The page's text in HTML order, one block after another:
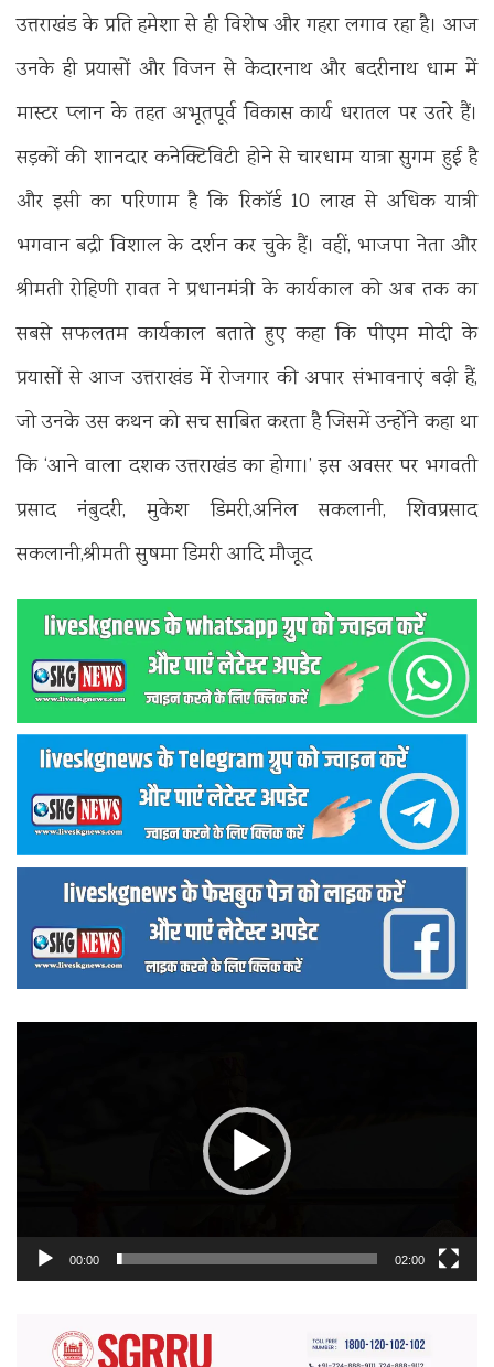
उत्तराखंड के प्रति हमेशा से ही विशेष और गहरा लगाव रहा है। आज
उनके ही प्रयासों और विजन से केदारनाथ और बदरीनाथ धाम में
मास्टर प्लान के तहत अभूतपूर्व विकास कार्य धरातल पर उतरे हैं।
सड़कों की शानदार कनेक्टिविटी होने से चारधाम यात्रा सुगम हुई है
और इसी का परिणाम है कि रिकॉर्ड 10 लाख से अधिक यात्री
भगवान बद्री विशाल के दर्शन कर चुके हैं। वहीं, भाजपा नेता और
श्रीमती रोहिणी रावत ने प्रधानमंत्री के कार्यकाल को अब तक का
सबसे सफलतम कार्यकाल बताते हुए कहा कि पीएम मोदी के
प्रयासों से आज उत्तराखंड में रोजगार की अपार संभावनाएं बढ़ी हैं,
जो उनके उस कथन को सच साबित करता है जिसमें उन्होंने कहा था
कि ‘आने वाला दशक उत्तराखंड का होगा।’ इस अवसर पर भगवती
प्रसाद नंबुदरी, मुकेश डिमरी,अनिल सकलानी, शिवप्रसाद
सकलानी,श्रीमती सुषमा डिमरी आदि मौजूद
00:00 02:00